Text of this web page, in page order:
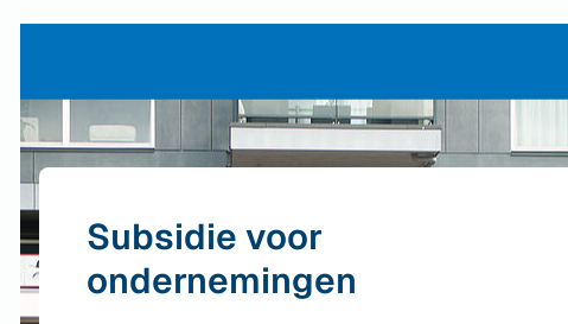
Subsidie voor
ondernemingen